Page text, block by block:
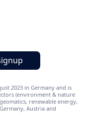
2023 in Germany and is
(environment & nature
renewable energy,
Austria and